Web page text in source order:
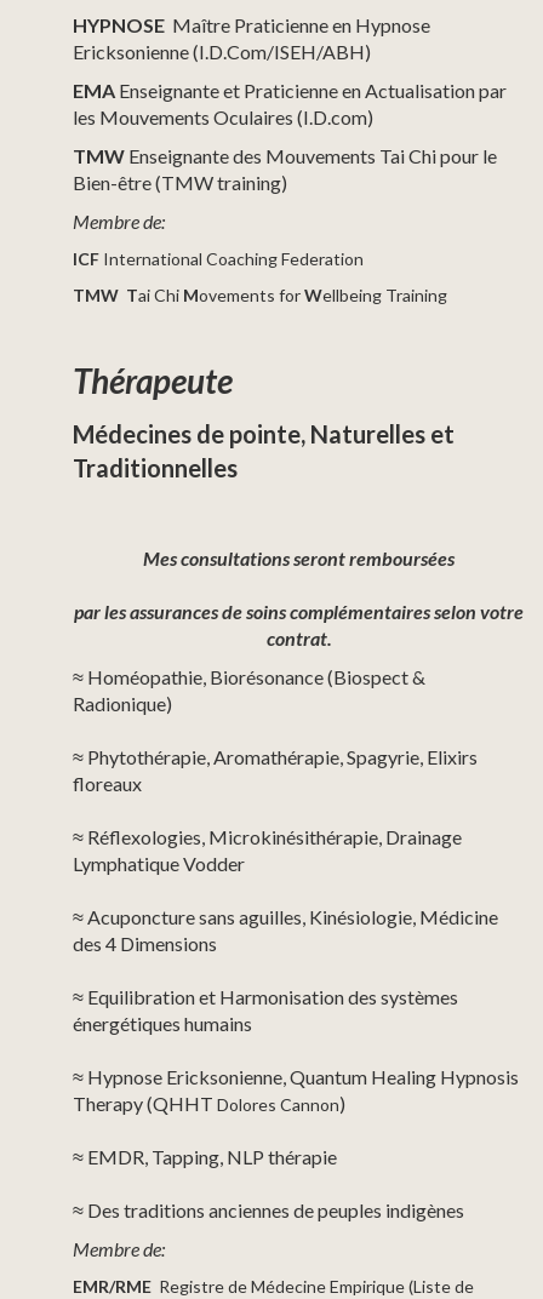
HYPNOSE Maître Praticienne en Hypnose
Ericksonienne (I.D.Com/ISEH/ABH)
EMA Enseignante et Praticienne en Actualisation par
les Mouvements Oculaires (I.D.com)
TMW Enseignante des Mouvements Tai Chi pour le
Bien-être (TMW training)
Membre de:
ICF International Coaching Federation
TMW Tai Chi Movements forWellbeing Training
Thérapeute
Médecines de pointe, Naturelles et
Traditionnelles
Mes consultations seront remboursées
par les assurances de soins complémentaires selon votre
contrat.
≈ Homéopathie, Biorésonance (Biospect &
Radionique)
≈ Phytothérapie, Aromathérapie, Spagyrie, Elixirs
floreaux
≈ Réflexologies, Microkinésithérapie, Drainage
Lymphatique Vodder
≈ Acuponcture sans aguilles, Kinésiologie, Médicine
des 4 Dimensions
≈ Equilibration et Harmonisation des systèmes
énergétiques humains
≈ Hypnose Ericksonienne, Quantum Healing Hypnosis
Therapy (QHHT Dolores Cannon)
≈ EMDR, Tapping, NLP thérapie
≈ Des traditions anciennes de peuples indigènes
Membre de:
EMR/RME Registre de Médecine Empirique (Liste de